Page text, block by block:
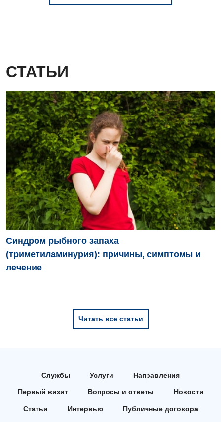
СТАТЬИ
Синдром рыбного запаха
(триметиламинурия): причины, симптомы и
лечение
Читать все статьи
Службы Услуги Направления
Первый визит Вопросы и ответы Новости
Статьи Интервью Публичные договора